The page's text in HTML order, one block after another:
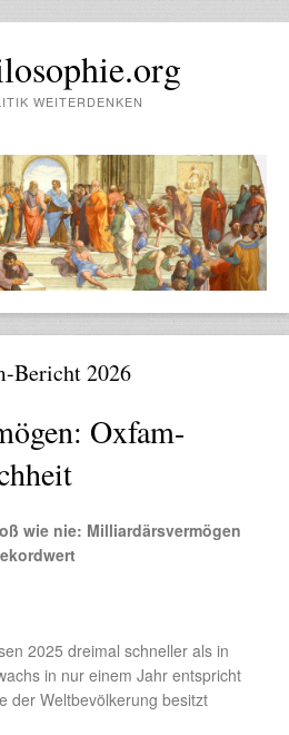
WEITERDENKEN
Bericht 2026
Oxfam-
wie nie: Milliardärsvermögen
2025 dreimal schneller als in
in nur einem Jahr entspricht
der Weltbevölkerung besitzt